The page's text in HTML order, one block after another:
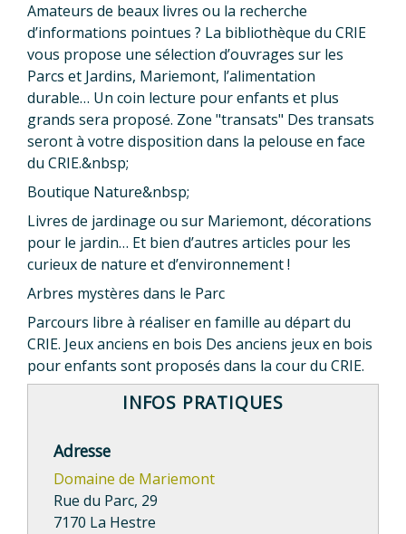
Amateurs de beaux livres ou la recherche
d’informations pointues ? La bibliothèque du CRIE
vous propose une sélection d’ouvrages sur les
Parcs et Jardins, Mariemont, l’alimentation
durable… Un coin lecture pour enfants et plus
grands sera proposé. Zone "transats" Des transats
seront à votre disposition dans la pelouse en face
du CRIE.&nbsp;
Boutique Nature&nbsp;
Livres de jardinage ou sur Mariemont, décorations
pour le jardin… Et bien d’autres articles pour les
curieux de nature et d’environnement !
Arbres mystères dans le Parc
Parcours libre à réaliser en famille au départ du
CRIE. Jeux anciens en bois Des anciens jeux en bois
pour enfants sont proposés dans la cour du CRIE.
INFOS PRATIQUES
Adresse
Domaine de Mariemont
Rue du Parc, 29
7170 La Hestre